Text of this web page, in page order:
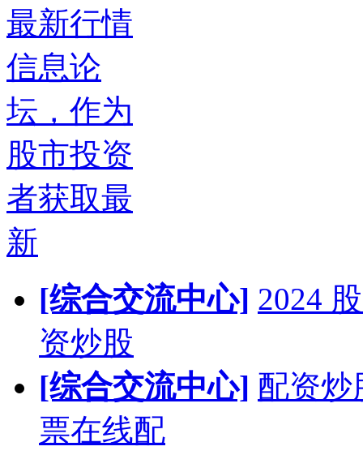
最新行情
信息论
坛，作为
股市投资
者获取最
新
[综合交流中心] 2024
资炒股
[综合交流中心] 配资炒
票在线配